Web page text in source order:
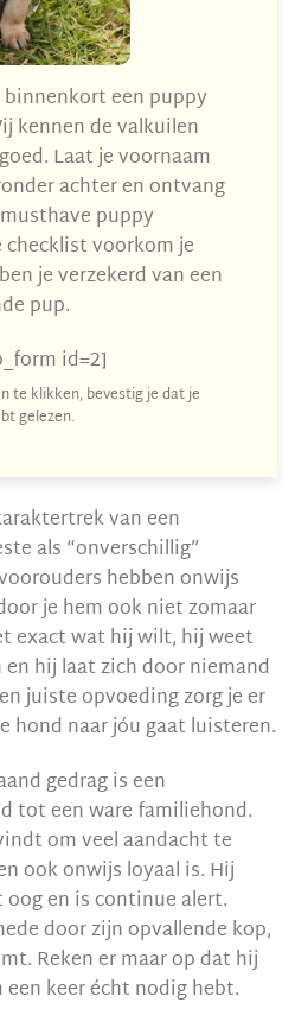
binnenkort een puppy
kennen de valkuilen
Laat je voornaam
achter en ontvang
puppy
voorkom je
je verzekerd van een
pup.
id=2]
te klikken, bevestig je dat je
gelezen.
van een
als “onverschillig”
hebben onwijs
je hem ook niet zomaar
exact wat hij wilt, hij weet
hij laat zich door niemand
juiste opvoeding zorg je er
hond naar jóu gaat luisteren.
gedrag is een
tot een ware familiehond.
om veel aandacht te
ook onwijs loyaal is. Hij
en is continue alert.
door zijn opvallende kop,
Reken er maar op dat hij
keer écht nodig hebt.